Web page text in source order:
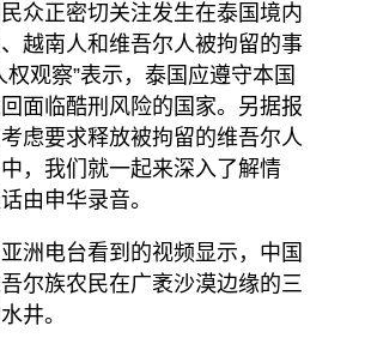
众正密切关注发生在泰国境内
越南人和维吾尔人被拘留的事
权观察”表示，泰国应遵守本国
面临酷刑风险的国家。另据报
虑要求释放被拘留的维吾尔人
，我们就一起来深入了解情
由申华录音。
洲电台看到的视频显示，中国
尔族农民在广袤沙漠边缘的三
井。